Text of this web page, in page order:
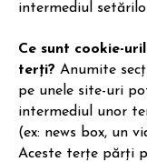
intermediul
Ce sunt cookie-
terți? Anumite
pe unele site-uri
intermediul unor
(ex: news box, un
Aceste terțe părți